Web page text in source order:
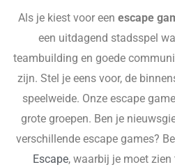
Als je kiest voor een escape
een uitdagend stadsspel
teambuilding en goede
zijn. Stel je eens voor, de
speelweide. Onze escape
grote groepen. Ben je
verschillende escape games?
Escape, waarbij je moet